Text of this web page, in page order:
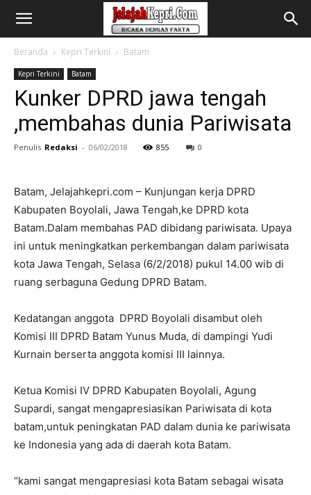
Beranda Kepri Terkini Batam
Kepri Terkini Batam
Kunker DPRD jawa tengah
,membahas dunia Pariwisata
Penulis Redaksi - 06/02/2018 855 0
Batam, Jelajahkepri.com – Kunjungan kerja DPRD
Kabupaten Boyolali, Jawa Tengah,ke DPRD kota
Batam.Dalam membahas PAD dibidang pariwisata. Upaya
ini untuk meningkatkan perkembangan dalam pariwisata
kota Jawa Tengah, Selasa (6/2/2018) pukul 14.00 wib di
ruang serbaguna Gedung DPRD Batam.
Kedatangan anggota DPRD Boyolali disambut oleh
Komisi III DPRD Batam Yunus Muda, di dampingi Yudi
Kurnain berserta anggota komisi III lainnya.
Ketua Komisi IV DPRD Kabupaten Boyolali, Agung
Supardi, sangat mengapresiasikan Pariwisata di kota
batam,untuk peningkatan PAD dalam dunia ke pariwisata
ke Indonesia yang ada di daerah kota Batam.
“kami sangat mengapresiasi kota Batam sebagai wisata